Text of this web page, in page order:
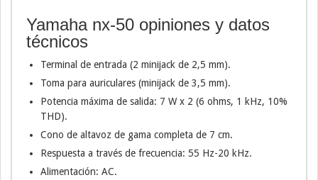
Yamaha nx-50 opiniones y datos
técnicos
Terminal de entrada (2 minijack de 2,5 mm).
Toma para auriculares (minijack de 3,5 mm).
Potencia máxima de salida: 7 W x 2 (6 ohms, 1 kHz, 10%
THD).
Cono de altavoz de gama completa de 7 cm.
Respuesta a través de frecuencia: 55 Hz-20 kHz.
Alimentación: AC.